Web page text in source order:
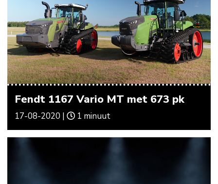
Fendt 1167 Vario MT met 673 pk
17-08-2020 | 1 minuut